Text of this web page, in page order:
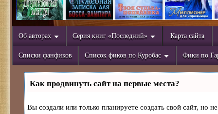
Об авторах Серия книг «Последний» Карта сайта
Списки фанфиков Список фиков по Куробас Фики по
Как продвинуть сайт на первые места?
Вы создали или только планируете создать свой сайт, но